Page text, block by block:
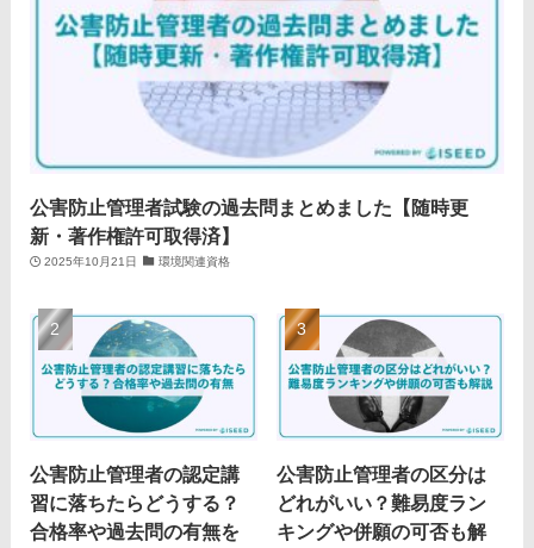
公害防止管理者試験の過去問まとめました【随時更
新・著作権許可取得済】
2025年10月21日 環境関連資格
公害防止管理者の認定講
習に落ちたらどうする？
合格率や過去問の有無を
公害防止管理者の区分は
どれがいい？難易度ラン
キングや併願の可否も解